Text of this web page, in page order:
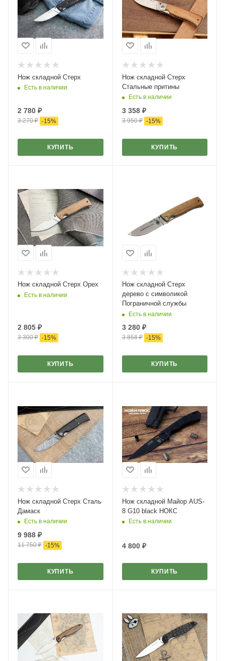
Нож складной Стерх
Есть в наличии
2 780 ₽
3 270₽ -15%
КУПИТЬ
Нож складной Стерх
Стальные притины
Есть в наличии
3 358₽
3 950₽ -15%
КУПИТЬ
Нож складной Стерх Орех
Есть в наличии
2 805 ₽
3 300₽ -15%
КУПИТЬ
Нож складной Стерх
дерево с символикой
Пограничной службы
Есть в наличии
3 280₽
3 858₽ -15%
КУПИТЬ
Нож складной Стерх Сталь
Дамаск
Есть в наличии
9 988 ₽
11 750₽ -15%
КУПИТЬ
Нож складной Майор AUS-
8 G10 black НОКС
Есть в наличии
4 800₽
КУПИТЬ